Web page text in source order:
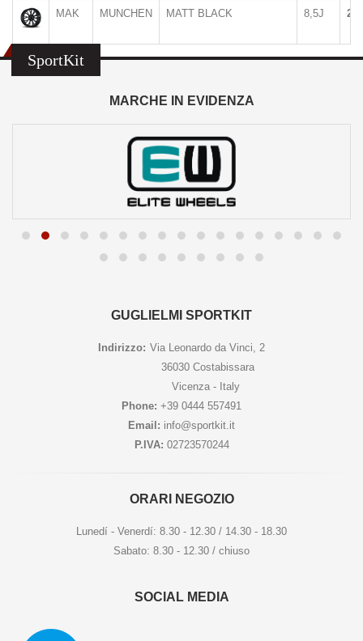
MAK MUNCHEN MATT BLACK 8,5J 20"
SportKit
MARCHE IN EVIDENZA
GUGLIELMI SPORTKIT
Indirizzo: Via Leonardo da Vinci, 2
36030 Costabissara
Vicenza - Italy
Phone: +39 0444 557491
Email: info@sportkit.it
P.IVA: 02723570244
ORARI NEGOZIO
Lunedí - Venerdí: 8.30 - 12.30 / 14.30 - 18.30
Sabato: 8.30 - 12.30 / chiuso
SOCIAL MEDIA